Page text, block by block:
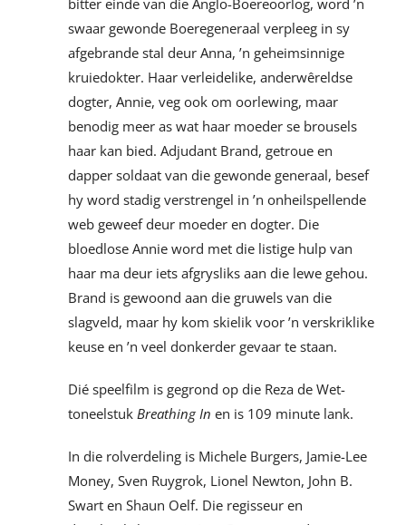
swaar gewonde Boeregeneraal verpleeg in sy
afgebrande stal deur Anna, ’n geheimsinnige
kruiedokter. Haar verleidelike, anderwêreldse
dogter, Annie, veg ook om oorlewing, maar
benodig meer as wat haar moeder se brousels
haar kan bied. Adjudant Brand, getroue en
dapper soldaat van die gewonde generaal, besef
hy word stadig verstrengel in ’n onheilspellende
web geweef deur moeder en dogter. Die
bloedlose Annie word met die listige hulp van
haar ma deur iets afgrysliks aan die lewe gehou.
Brand is gewoond aan die gruwels van die
slagveld, maar hy kom skielik voor ’n verskriklike
keuse en ’n veel donkerder gevaar te staan.
Dié speelfilm is gegrond op die Reza de Wet-
toneelstuk Breathing In en is 109 minute lank.
In die rolverdeling is Michele Burgers, Jamie-Lee
Money, Sven Ruygrok, Lionel Newton, John B.
Swart en Shaun Oelf. Die regisseur en